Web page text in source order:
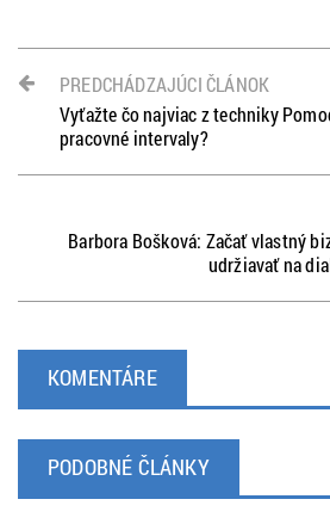
PREDCHÁDZAJÚCI ČLÁNOK
Vyťažte čo najviac z techniky
pracovné intervaly?
Barbora Bošková: Začať vlastný
udržiavať na
KOMENTÁRE
PODOBNÉ ČLÁNKY